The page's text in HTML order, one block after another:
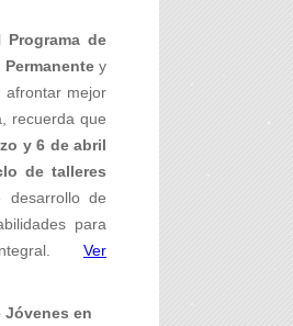
Programa de
y
afrontar mejor
recuerda que
y 6 de abril
de talleres
desarrollo de
para
Ver
Jóvenes en